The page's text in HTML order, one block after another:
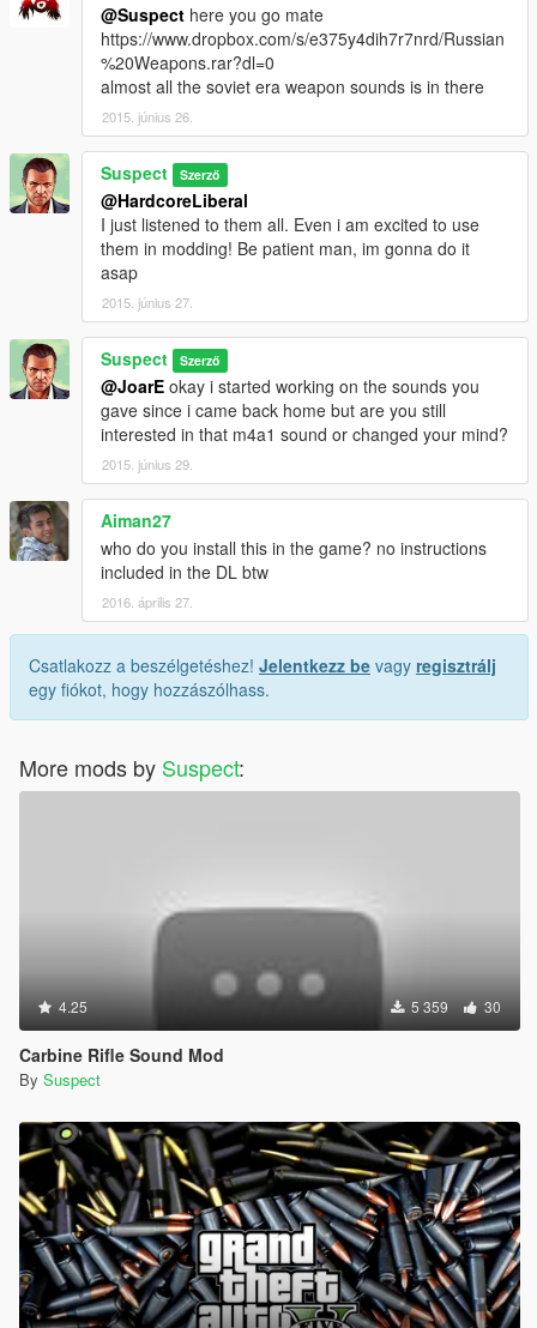
@Suspect here you go mate
https://www.dropbox.com/s/e375y4dih7r7nrd/Russian
%20Weapons.rar?dl=0
almost all the soviet era weapon sounds is in there
2015. június 26.
Suspect Szerző
@HardcoreLiberal
I just listened to them all. Even i am excited to use
them in modding! Be patient man, im gonna do it
asap
2015. június 27.
Suspect Szerző
@JoarE okay i started working on the sounds you
gave since i came back home but are you still
interested in that m4a1 sound or changed your mind?
2015. június 29.
Aiman27
who do you install this in the game? no instructions
included in the DL btw
2016. április 27.
Csatlakozz a beszélgetéshez! Jelentkezz be vagy regisztrálj
egy fiókot, hogy hozzászólhass.
More mods by Suspect:
4.25 5 359 30
Carbine Rifle Sound Mod
By Suspect